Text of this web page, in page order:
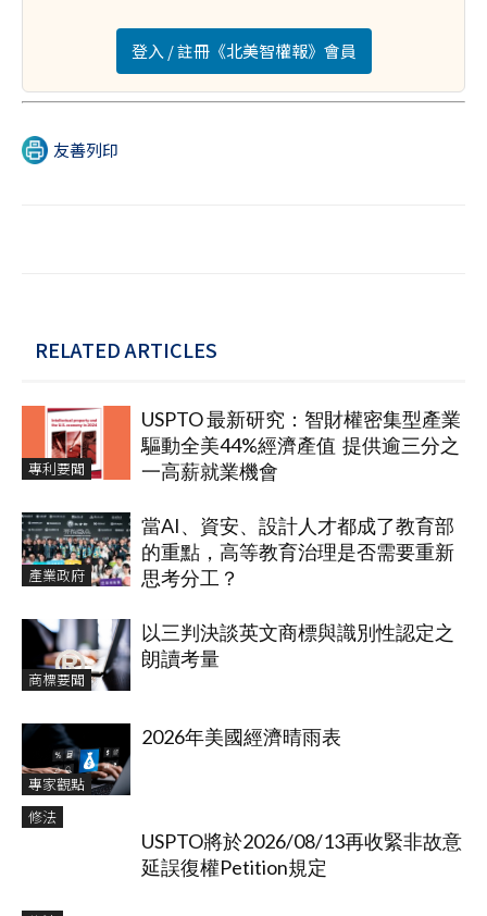
登入 / 註冊《北美智權報》會員
友善列印
RELATED ARTICLES
專利要聞
USPTO 最新研究：智財權密集型產業
驅動全美44%經濟產值 提供逾三分之
一高薪就業機會
產業政府
當AI、資安、設計人才都成了教育部
的重點，高等教育治理是否需要重新
思考分工？
商標要聞
以三判決談英文商標與識別性認定之
朗讀考量
專家觀點
2026年美國經濟晴雨表
修法
USPTO將於2026/08/13再收緊非故意
延誤復權Petition規定